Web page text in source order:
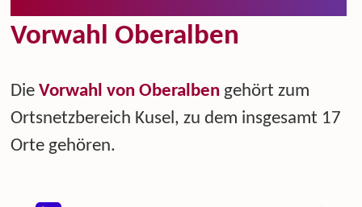
Vorwahl Oberalben
DieVorwahl von Oberalben gehört zum
Ortsnetzbereich Kusel, zu dem insgesamt 17
Orte gehören.